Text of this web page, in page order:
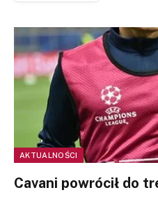
AKTUALNOŚCI
Cavani powrócił do